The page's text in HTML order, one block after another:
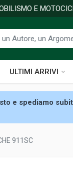
E
ULTIMI ARRIVI
e spediamo
911SC